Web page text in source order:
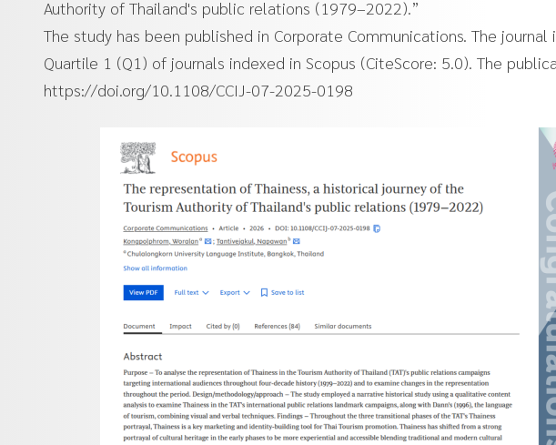
Authority of Thailand's public relations (1979–2022).”
The study has been published in Corporate Communications. The journal
Quartile 1 (Q1) of journals indexed in Scopus (CiteScore: 5.0). The
https://doi.org/10.1108/CCIJ-07-2025-0198